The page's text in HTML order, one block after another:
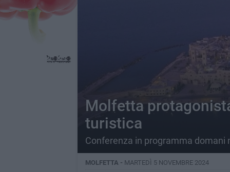
Molfetta
turistica
Conferenza in programma domani
MOLFETTA - MARTEDÌ 5 NOVEMBRE 2024